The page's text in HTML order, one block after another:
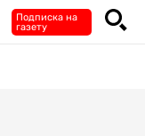
Подписка на
газету